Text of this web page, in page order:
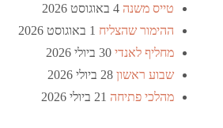
טייס משנה 4 באוגוסט 2026
ההימור שהצליח 1 באוגוסט 2026
מחליף לאנדי 30 ביולי 2026
שבוע ראשון 28 ביולי 2026
מהלכי פתיחה 21 ביולי 2026